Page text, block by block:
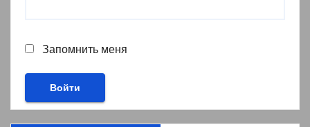
Запомнить меня